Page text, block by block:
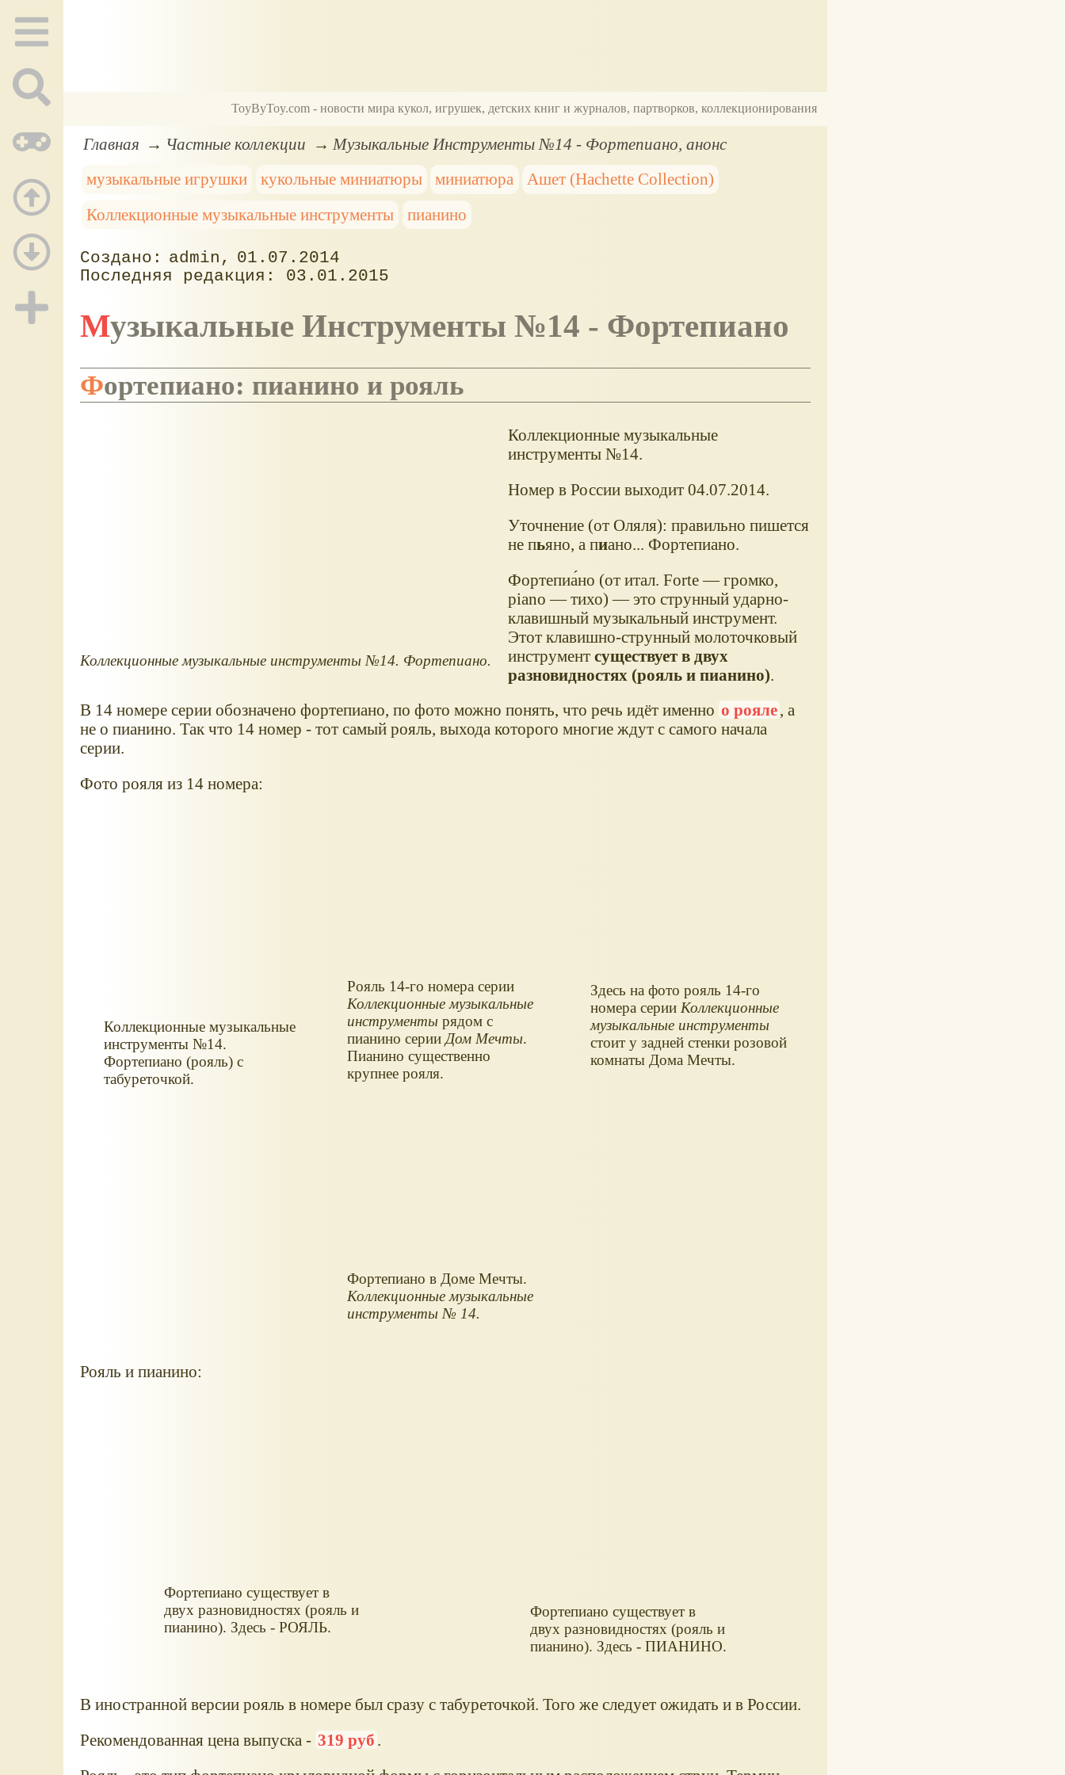
ToyByToy.com - новости мира кукол, игрушек, детских книг и журналов, партворков, коллекционирования
Главная Частные коллекции
Музыкальные Инструменты №14 - Фортепиано, анонс
музыкальные игрушки
кукольные миниатюры миниатюра
Ашет (Hachette Collection)
Коллекционные музыкальные инструменты
пианино
admin
01.07.2014
03.01.2015
Музыкальные Инструменты №14 - Фортепиано
Фортепиано: пианино и рояль
Коллекционные музыкальные инструменты №14. Фортепиано.
Коллекционные музыкальные
инструменты №14.
Номер в России выходит 04.07.2014.
Уточнение (от Оляля): правильно пишется
не пьяно, а пиано... Фортепиано.
Фортепиа́но (от итал. Forte — громко,
piano — тихо) — это струнный ударно-
клавишный музыкальный инструмент.
Этот клавишно-струнный молоточковый
инструмент существует в двух
разновидностях (рояль и пианино).
В 14 номере серии обозначено фортепиано, по фото можно понять, что речь идёт именно о рояле, а
не о пианино. Так что 14 номер - тот самый рояль, выхода которого многие ждут с самого начала
серии.
Фото рояля из 14 номера:
Коллекционные музыкальные
инструменты №14.
Фортепиано (рояль) с
табуреточкой.
Рояль 14-го номера серии
Коллекционные музыкальные
инструменты рядом с
пианино серии Дом Мечты.
Пианино существенно
крупнее рояля.
Здесь на фото рояль 14-го
номера серии Коллекционные
музыкальные инструменты
стоит у задней стенки розовой
комнаты Дома Мечты.
Фортепиано в Доме Мечты.
Коллекционные музыкальные
инструменты № 14.
Рояль и пианино:
Фортепиано существует в
двух разновидностях (рояль и
пианино). Здесь - РОЯЛЬ.
Фортепиано существует в
двух разновидностях (рояль и
пианино). Здесь - ПИАНИНО.
В иностранной версии рояль в номере был сразу с табуреточкой. Того же следует ожидать и в России.
Рекомендованная цена выпуска - 319 руб .